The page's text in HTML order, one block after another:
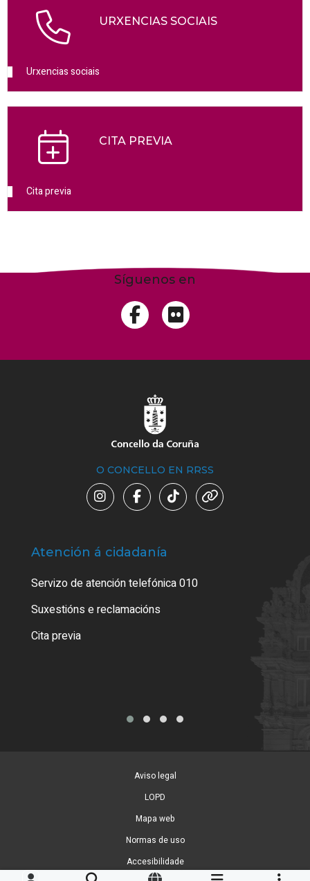
URXENCIAS SOCIAIS
Urxencias sociais
CITA PREVIA
Cita previa
Síguenos en
O CONCELLO EN RRSS
Atención á cidadanía
Servizo de atención telefónica 010
Suxestións e reclamacións
Cita previa
Aviso legal
LOPD
Mapa web
Normas de uso
Accesibilidade